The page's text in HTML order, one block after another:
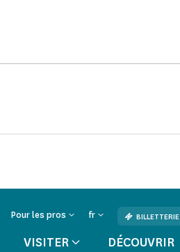
Pour les pros fr BILLETTERIE
VISITER DÉCOUVRIR